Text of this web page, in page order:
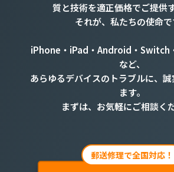
質と技術を適正価格でご提供
それが、私たちの使命で
iPhone・iPad・Android・Switch
など、
あらゆるデバイスのトラブルに、
ます。
まずは、お気軽にご相談く
郵送修理で全国対応！